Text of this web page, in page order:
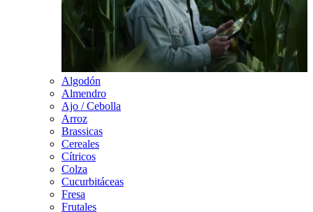
Algodón
Almendro
Ajo / Cebolla
Arroz
Brassicas
Cereales
Cítricos
Colza
Cucurbitáceas
Fresa
Frutales